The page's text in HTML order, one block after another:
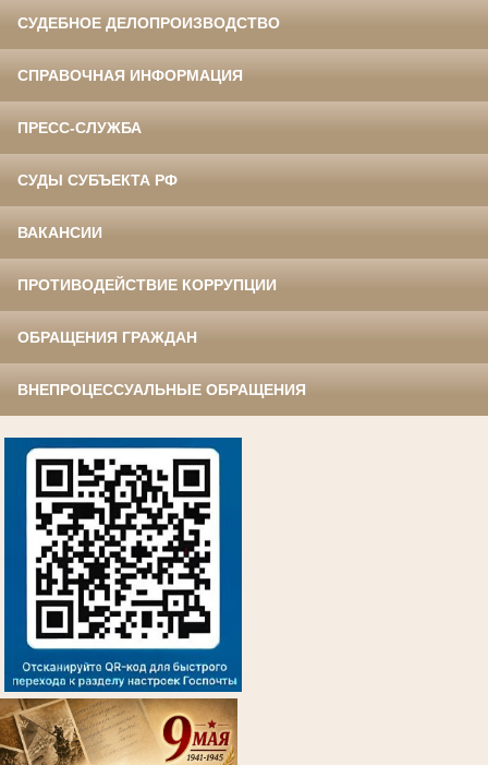
СУДЕБНОЕ ДЕЛОПРОИЗВОДСТВО
СПРАВОЧНАЯ ИНФОРМАЦИЯ
ПРЕСС-СЛУЖБА
СУДЫ СУБЪЕКТА РФ
ВАКАНСИИ
ПРОТИВОДЕЙСТВИЕ КОРРУПЦИИ
ОБРАЩЕНИЯ ГРАЖДАН
ВНЕПРОЦЕССУАЛЬНЫЕ ОБРАЩЕНИЯ